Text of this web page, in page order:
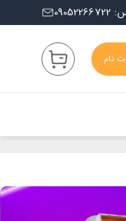
نام